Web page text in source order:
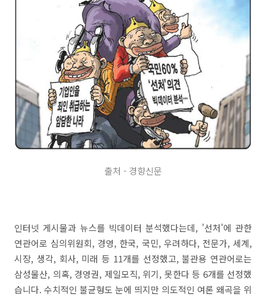
출처 - 경향신문
인터넷 게시물과 뉴스를 빅데이터 분석했다는데, '선처'에 관한
연관어로 심의위원회, 경영, 한국, 국민, 우려하다, 전문가, 세계,
시장, 생각, 회사, 미래 등 11개를 선정했고, 불관용 연관어로는
삼성물산, 의혹, 경영권, 제일모직, 위기, 못한다 등 6개를 선정했
습니다. 수치적인 불균형도 눈에 띄지만 의도적인 여론 왜곡을 위